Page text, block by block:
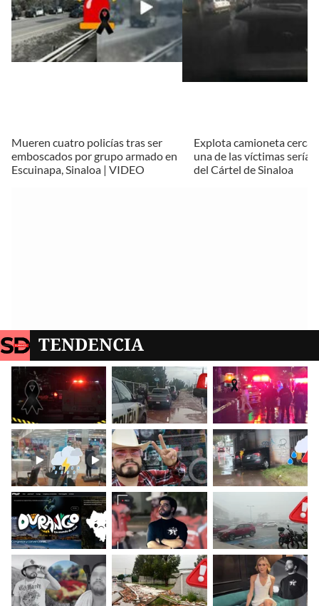
Mueren cuatro policías tras ser
emboscados por grupo armado en
Escuinapa, Sinaloa | VIDEO
Explota camioneta cerca
una de las víctimas sería
del Cártel de Sinaloa
TENDENCIA